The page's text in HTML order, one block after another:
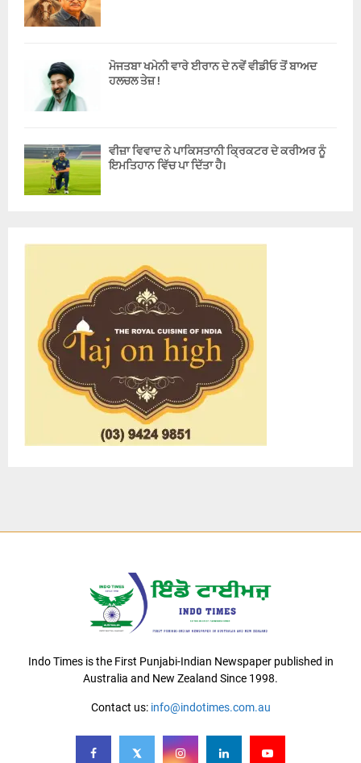
ਮੋਜਤਬਾ ਖਮੇਨੀ ਵਾਰੇ ਈਰਾਨ ਦੇ ਨਵੇਂ ਵੀਡੀਓ ਤੋਂ ਬਾਅਦ
ਹਲਚਲ ਤੇਜ਼ !
ਵੀਜ਼ਾ ਵਿਵਾਦ ਨੇ ਪਾਕਿਸਤਾਨੀ ਕ੍ਰਿਕਟਰ ਦੇ ਕਰੀਅਰ ਨੂੰ
ਇਮਤਿਹਾਨ ਵਿੱਚ ਪਾ ਦਿੱਤਾ ਹੈ।
Indo Times is the First Punjabi-Indian Newspaper published in
Australia and New Zealand Since 1998.
Contact us: info@indotimes.com.au